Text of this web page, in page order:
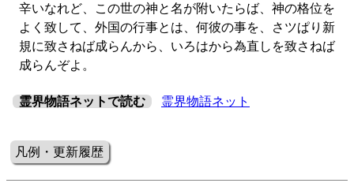
辛いなれど、この世の神と名が附いたらば、神の格位を
よく致して、外国の行事とは、何彼の事を、さツぱり新
規に致さねば成らんから、いろはから為直しを致さねば
成らんぞよ。
霊界物語ネットで読む 霊界物語ネット
凡例・更新履歴